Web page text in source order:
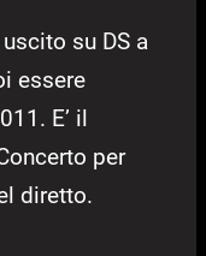
su DS a
essere
E’ il
per
diretto.